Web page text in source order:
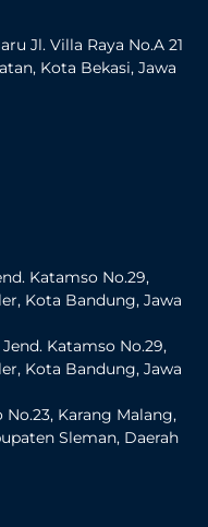
Jl. Villa Raya No.A 21
Kota Bekasi, Jawa
Katamso No.29,
Kota Bandung, Jawa
Katamso No.29,
Kota Bandung, Jawa
Karang Malang,
Sleman, Daerah